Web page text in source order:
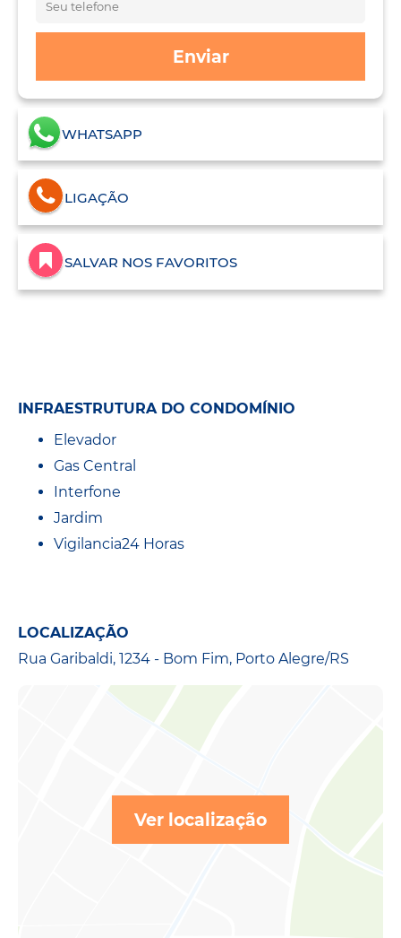
Enviar
WHATSAPP
LIGAÇÃO
SALVAR NOS FAVORITOS
INFRAESTRUTURA DO CONDOMÍNIO
Elevador
Gas Central
Interfone
Jardim
Vigilancia24 Horas
LOCALIZAÇÃO
Rua Garibaldi, 1234 - Bom Fim, Porto Alegre/RS
Ver localização